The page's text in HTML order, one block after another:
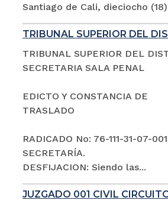
Santiago de Cali, dieciocho
TRIBUNAL SUPERIOR DEL
TRIBUNAL SUPERIOR DEL
SECRETARIA SALA PENAL
EDICTO Y CONSTANCIA DE
TRASLADO
RADICADO No: 76-111-31-07-
SECRETARÍA.
DESFIJACION: Siendo las...
JUZGADO 001 CIVIL